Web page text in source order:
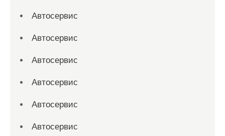
Автосервис
Автосервис
Автосервис
Автосервис
Автосервис
Автосервис